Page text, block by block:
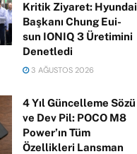
Kritik Ziyaret: Hyundai
Başkanı Chung Eui-
sun IONIQ 3 Üretimini
Denetledi
3 AĞUSTOS 2026
4 Yıl Güncelleme Sözü
ve Dev Pil: POCO M8
Power’ın Tüm
Özellikleri Lansman